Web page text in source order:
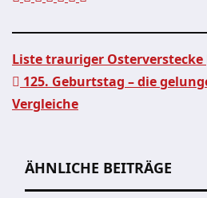
Liste trauriger Osterverstecke
125. Geburtstag – die
Vergleiche
ÄHNLICHE BEITRÄGE